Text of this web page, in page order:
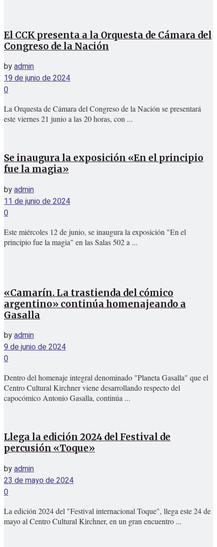
El CCK presenta a la Orquesta de Cámara del
Congreso de la Nación
byadmin
19 de junio de 2024
0
La Orquesta de Cámara del Congreso de la Nación se presentará
este viernes 21 junio a las 20 horas, con ...
Se inaugura la exposición «En el principio
fue la magia»
byadmin
11 de junio de 2024
0
Este miércoles 12 de junio, se inaugura la exposición "En el
principio fue la magia" en las Salas 502 a ...
«Camarín. La trastienda del cómico
argentino» continúa homenajeando a
Gasalla
byadmin
9 de junio de 2024
0
Dentro del homenaje integral denominado "Planeta Gasalla" que el
Centro Cultural Kirchner viene desarrollando respecto del
capocómico Antonio Gasalla, continúa ...
Llega la edición 2024 del Festival de
percusión «Toque»
byadmin
23 de mayo de 2024
0
La edición 2024 del "Festival internacional Toque", llega este 24 de
mayo al Centro Cultural Kirchner, en un gran encuentro ...